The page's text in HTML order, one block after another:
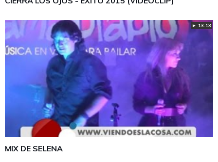
► 13:13
MIX DE SELENA